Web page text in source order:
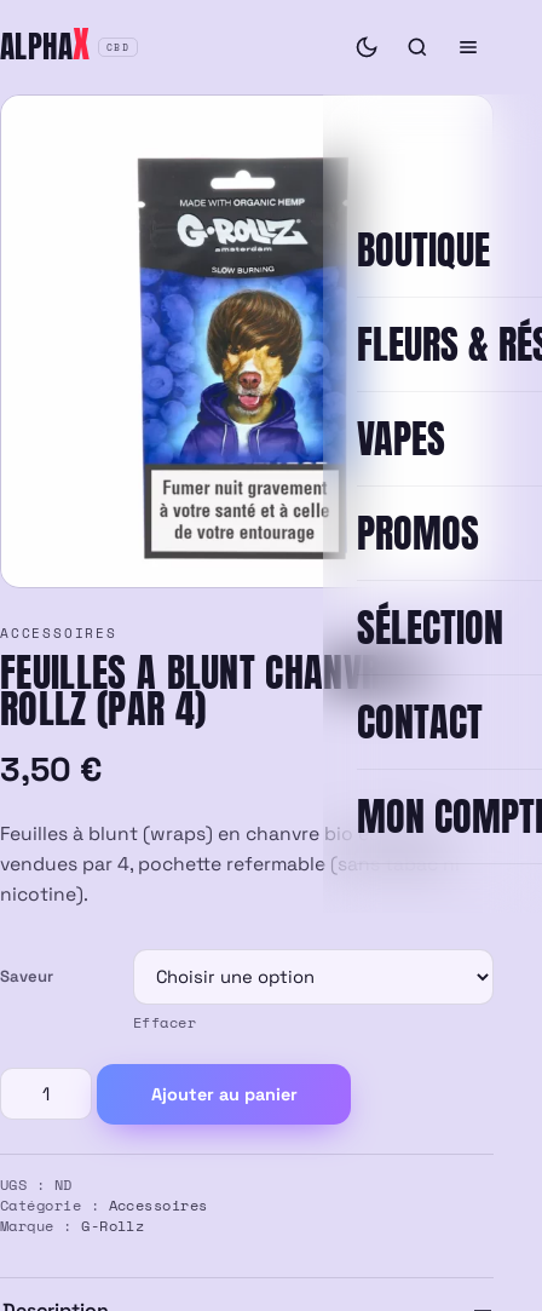
au
contenu
ALPHAX CBD
BOUTIQUE
FLEURS &
VAPES
PROMOS
SÉLECTION
CONTACT
MON
ACCESSOIRES
FEUILLES A BLUNT CHANVRE G-
ROLLZ (PAR 4)
3,50 €
Feuilles à blunt (wraps) en chanvre bio espagnol,
vendues par 4, pochette refermable (sans tabac ni
nicotine).
Saveur
Effacer
quantité
de
a
blunt
chanvre
Ajouter au panier
UGS : ND
Catégorie : Accessoires
Marque :G-Rollz